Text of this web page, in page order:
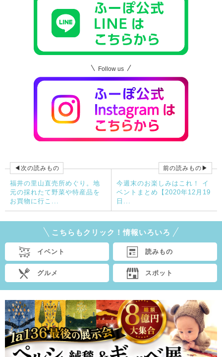
Follow us
◀次の読みもの
福井の里山直売所めぐり。地
元の採れたて野菜や特産品を
お買物に行こ...
前の読みもの▶
今週末のお楽しみはこれ！ イ
ベントまとめ【2020年12月19
日...
こちらもクリック！情報いろいろ
イベント 読みもの
グルメ スポット